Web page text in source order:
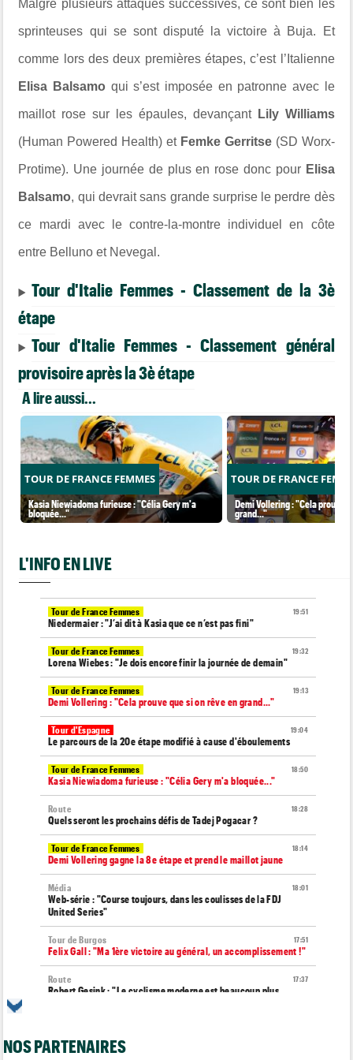
Malgré plusieurs attaques successives, ce sont bien les
sprinteuses qui se sont disputé la victoire à Buja. Et
comme lors des deux premières étapes, c’est l’Italienne
Elisa Balsamo qui s’est imposée en patronne avec le
maillot rose sur les épaules, devançant Lily Williams
(Human Powered Health) et Femke Gerritse(SD Worx-
Protime). Une journée de plus en rose donc pour Elisa
Balsamo, qui devrait sans grande surprise le perdre dès
ce mardi avec le contre-la-montre individuel en côte
entre Belluno et Nevegal .
Tour d'Italie Femmes - Classement de la 3è
étape
Tour d'Italie Femmes - Classement général
provisoire après la 3è étape
A lire aussi...
TOUR DE FRANCE FEMMES
Kasia Niewiadoma furieuse : "Célia Gery m'a
bloquée..."
TOUR DE FRANCE
Demi Vollering : "Cela prouve
grand..."
L'INFO EN LIVE
19:51
Tour de France Femmes
Niedermaier : "J’ai dit à Kasia que ce n’est pas fini"
19:32
Tour de France Femmes
Lorena Wiebes : "Je dois encore finir la journée de demain"
19:13
Tour de France Femmes
Demi Vollering : "Cela prouve que si on rêve en grand..."
19:04
Tour d'Espagne
Le parcours de la 20e étape modifié à cause d'éboulements
18:50
Tour de France Femmes
Kasia Niewiadoma furieuse : "Célia Gery m'a bloquée..."
18:28
Route
Quels seront les prochains défis de Tadej Pogacar ?
18:14
Tour de France Femmes
Demi Vollering gagne la 8e étape et prend le maillot jaune
18:01
Média
Web-série : "Course toujours, dans les coulisses de la FDJ
United Series"
17:51
Tour de Burgos
Felix Gall : "Ma 1ère victoire au général, un accomplissement !"
17:37
Route
Robert Gesink : "Le cyclisme moderne est beaucoup plus
Joao Almeida a dû abandonner après une chute
NOS PARTENAIRES